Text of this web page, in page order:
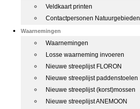
Veldkaart printen
Contactpersonen Natuurgebieden
Waarnemingen
Waarnemingen
Losse waarneming invoeren
Nieuwe streeplijst FLORON
Nieuwe streeplijst paddenstoelen
Nieuwe streeplijst (korst)mossen
Nieuwe streeplijst ANEMOON